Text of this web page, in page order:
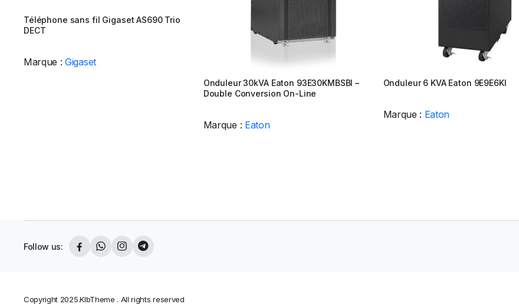
Téléphone sans fil Gigaset AS690 Trio
DECT
Marque :Gigaset
Onduleur 30kVA Eaton 93E30KMBSBI –
Double Conversion On-Line
Marque : Eaton
Onduleur 6 KVA Eaton 9E9E6KI
Marque : Eaton
Follow us:
Copyright 2025.KlbTheme . All rights reserved